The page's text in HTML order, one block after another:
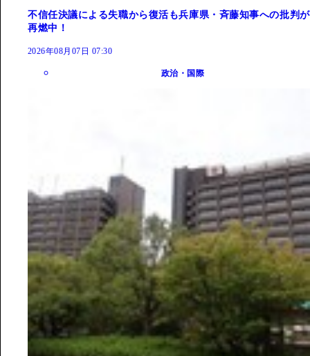
不信任決議による失職から復活も兵庫県・斉藤知事への批判が
再燃中！
2026年08月07日 07:30
政治・国際